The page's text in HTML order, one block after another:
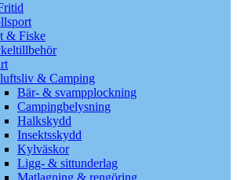
& Fiske
& Camping
Bär- & svampplockning
Campingbelysning
Halkskydd
Insektsskydd
Kylväskor
Ligg- & sittunderlag
Matlagning & rengöring